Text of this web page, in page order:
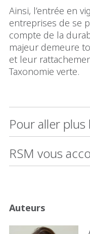
Ainsi, l’entrée en
entreprises de se
compte de la
majeur demeure
et leur
Taxonomie verte.
Pour aller plus
RSM vous
Auteurs